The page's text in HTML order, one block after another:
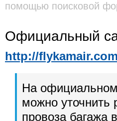
помощью поисковой
Официальный
http://flykamair.com
На
можно уточнить
провоза багажа